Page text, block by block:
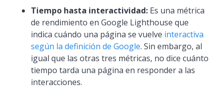
Tiempo hasta interactividad: Es una métrica
de rendimiento en Google Lighthouse que
indica cuándo una página se vuelve interactiva
según la definición de Google. Sin embargo, al
igual que las otras tres métricas, no dice cuánto
tiempo tarda una página en responder a las
interacciones.